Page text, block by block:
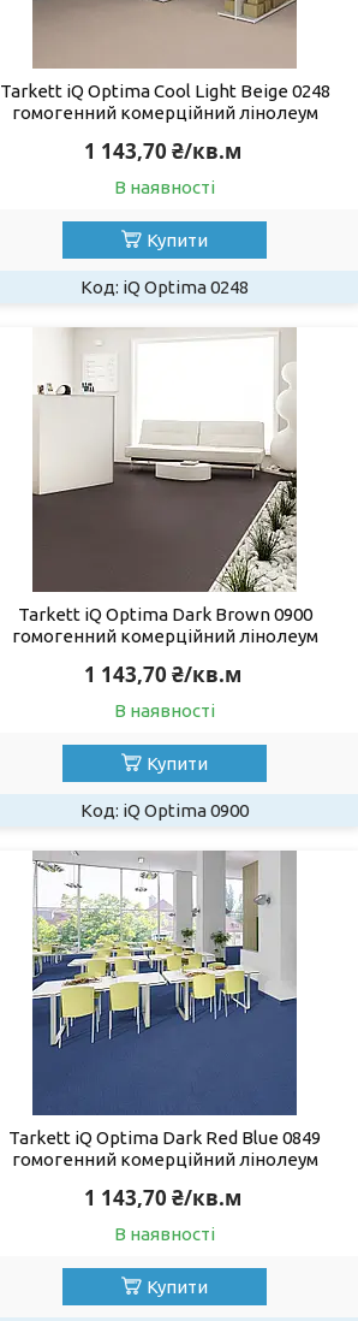
Tarkett iQ Optima Cool Light Beige 0248
гомогенний комерційний лінолеум
1 143,70 ₴/кв.м
В наявності
Купити
iQ Optima 0248
Tarkett iQ Optima Dark Brown 0900
гомогенний комерційний лінолеум
1 143,70 ₴/кв.м
В наявності
Купити
iQ Optima 0900
Tarkett iQ Optima Dark Red Blue 0849
гомогенний комерційний лінолеум
1 143,70 ₴/кв.м
В наявності
Купити